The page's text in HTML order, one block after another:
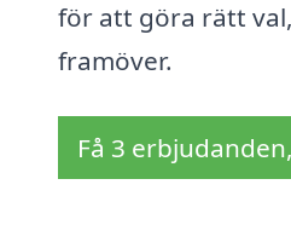
för att göra rätt
framöver.
Få 3